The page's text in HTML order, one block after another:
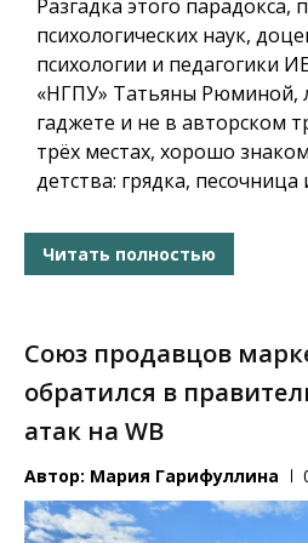
Разгадка этого
психологических наук,
психологии и педагогики
«НГПУ» Татьяны Рюминой,
гаджете и не в авторском
трёх местах, хорошо
детства: грядка,
Читать полностью
Союз продавцов
обратился в
атак на WB
Автор: Мария Гарифуллина